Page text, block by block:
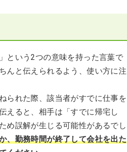
という2つの意味を持った言葉で
んと伝えられるよう、使い方に注
られた際、該当者がすでに仕事を
えると、相手は「すでに帰宅し
め誤解が生じる可能性があるでし
、勤務時間が終了して会社を出た